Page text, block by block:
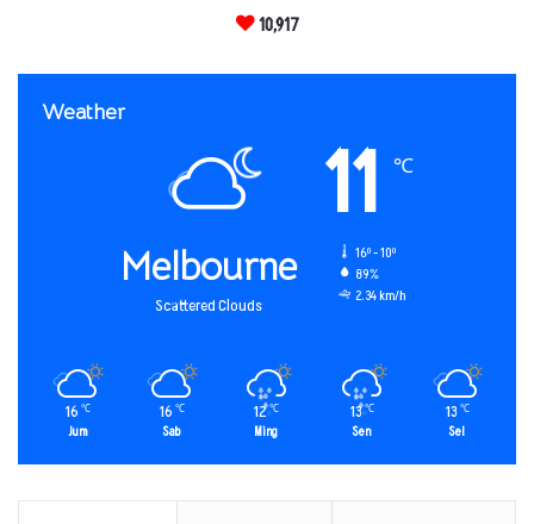
10,917
Weather
Melbourne
Scattered Clouds
11 ℃
16º - 10º
89%
2.34 km/h
16 ℃
Jum
16 ℃
Sab
12℃
Ming
13℃
Sen
13 ℃
Sel